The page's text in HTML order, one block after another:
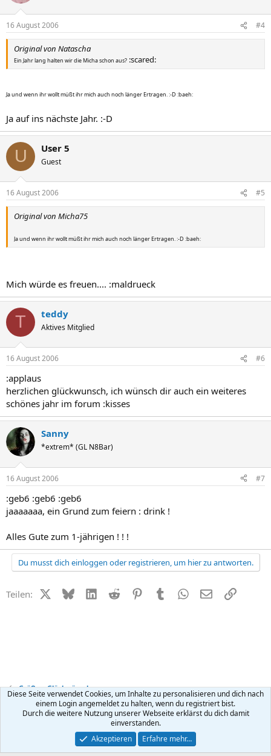
16 August 2006 #4
Original von Natascha
Ein Jahr lang halten wir die Micha schon aus? :scared:
Ja und wenn ihr wollt müßt ihr mich auch noch länger Ertragen. :-D :baeh:
Ja auf ins nächste Jahr. :-D
U User 5
Guest
16 August 2006 #5
Original von Micha75
Ja und wenn ihr wollt müßt ihr mich auch noch länger Ertragen. :-D :baeh:
Mich würde es freuen.... :maldrueck
T teddy
Aktives Mitglied
16 August 2006 #6
:applaus
herzlichen glückwunsch, ich wünsch dir auch ein weiteres
schönes jahr im forum :kisses
Sanny
*extrem* (GL N8Bar)
16 August 2006 #7
:geb6 :geb6 :geb6
jaaaaaaa, ein Grund zum feiern : drink !
Alles Gute zum 1-jährigen ! ! !
Du musst dich einloggen oder registrieren, um hier zu antworten.
Teilen: X (Twitter)
BlueskyLinkedIn
Reddit PinterestTumblr WhatsApp
E-MailLink
Grüße + Glückwünsche
Kontakt Nutzungsbedingungen Datenschutz Hilfe
R
Community platform by XenForo ® © 2010-2026 XenForo Ltd.
Diese Seite verwendet Cookies, um Inhalte zu personalisieren und dich nach
einem Login angemeldet zu halten, wenn du registriert bist.
Durch die weitere Nutzung unserer Webseite erklärst du dich damit
einverstanden.
Akzeptieren
Erfahre mehr…